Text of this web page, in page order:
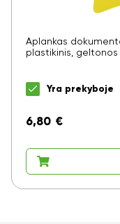
Aplankas
plastikinis, geltonos
Yra prekyboje
6,80 €